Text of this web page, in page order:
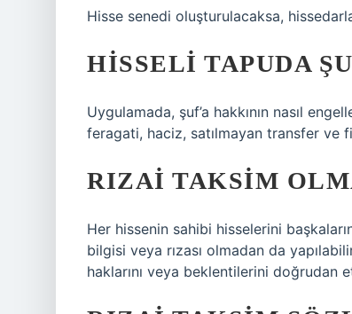
Hisse senedi oluşturulacaksa,
HISSELI TAPUDA
Uygulamada, şuf’a hakkının nasıl
feragati, haciz, satılmayan transfer ve
RIZAI TAKSIM
Her hissenin sahibi hisselerini
bilgisi veya rızası olmadan da
haklarını veya beklentilerini doğrudan